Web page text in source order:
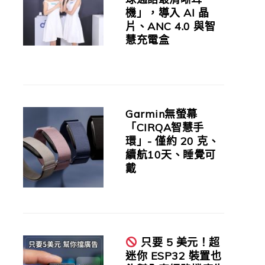
機」，導入 AI 晶
片、ANC 4.0 與智
慧充電盒
Garmin無螢幕
「CIRQA智慧手
環」- 僅約 20 克、
續航10天、睡覺可
戴
只要 5 美元！超
迷你 ESP32 裝置也